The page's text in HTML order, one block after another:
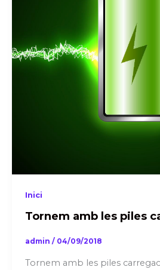
Inici
Tornem amb les piles
admin / 04/09/2018
Tornem amb les piles